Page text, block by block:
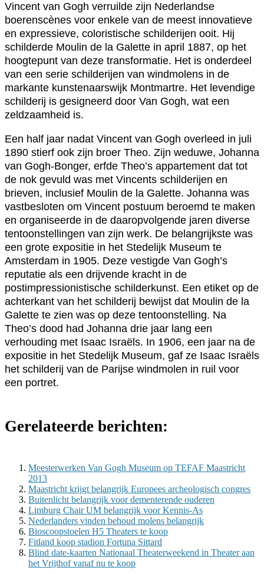
Vincent van Gogh verruilde zijn Nederlandse
boerenscènes voor enkele van de meest innovatieve
en expressieve, coloristische schilderijen ooit. Hij
schilderde Moulin de la Galette in april 1887, op het
hoogtepunt van deze transformatie. Het is onderdeel
van een serie schilderijen van windmolens in de
markante kunstenaarswijk Montmartre. Het levendige
schilderij is gesigneerd door Van Gogh, wat een
zeldzaamheid is.
Een half jaar nadat Vincent van Gogh overleed in juli
1890 stierf ook zijn broer Theo. Zijn weduwe, Johanna
van Gogh-Bonger, erfde Theo’s appartement dat tot
de nok gevuld was met Vincents schilderijen en
brieven, inclusief Moulin de la Galette. Johanna was
vastbesloten om Vincent postuum beroemd te maken
en organiseerde in de daaropvolgende jaren diverse
tentoonstellingen van zijn werk. De belangrijkste was
een grote expositie in het Stedelijk Museum te
Amsterdam in 1905. Deze vestigde Van Gogh’s
reputatie als een drijvende kracht in de
postimpressionistische schilderkunst. Een etiket op de
achterkant van het schilderij bewijst dat Moulin de la
Galette te zien was op deze tentoonstelling. Na
Theo’s dood had Johanna drie jaar lang een
verhouding met Isaac Israëls. In 1906, een jaar na de
expositie in het Stedelijk Museum, gaf ze Isaac Israëls
het schilderij van de Parijse windmolen in ruil voor
een portret.
Gerelateerde berichten:
Meesterwerken Van Gogh Museum op TEFAF Maastricht
2013
Maastricht krijgt belangrijk Europees archeologisch congres
Buitenlicht belangrijk voor dementerende ouderen
Limburg Chair UM belangrijk voor Kennis-As
Nederlanders vinden behoud molens belangrijk
Bioscoopstoelen H5 Theaters te koop
Fitland koop stadion Fortuna Sittard
Blind date-kaarten Nationaal Theaterweekend in Theater aan
het Vrijthof vanaf nu te koop